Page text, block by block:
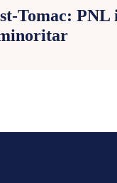
Tomac: PNL